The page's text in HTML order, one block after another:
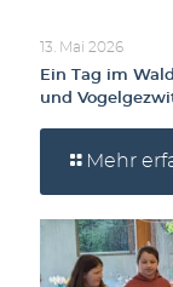
13. Mai 2026
Ein Tag im
und
Mehr